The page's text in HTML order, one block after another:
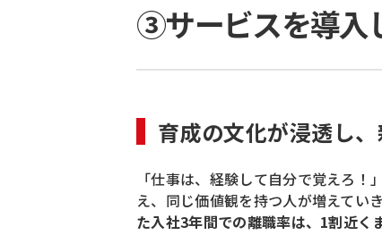
③サービスを導入
育成の文化が浸透し
「仕事は、経験して自分で覚えろ
え、同じ価値観を持つ人が増えてい
た入社3年間での離職率は、1割近く